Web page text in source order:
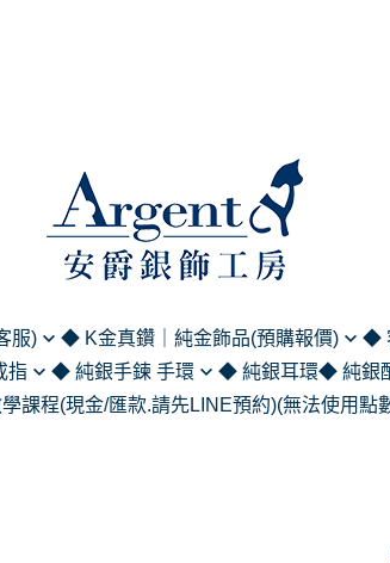
服) ◆ K金真鑽｜純金飾品(預購報價) ◆
刻字
指 ◆ 純銀手鍊 手環 ◆ 純銀耳環◆ 純銀
課程(現金/匯款.請先LINE預約)(無法使用點